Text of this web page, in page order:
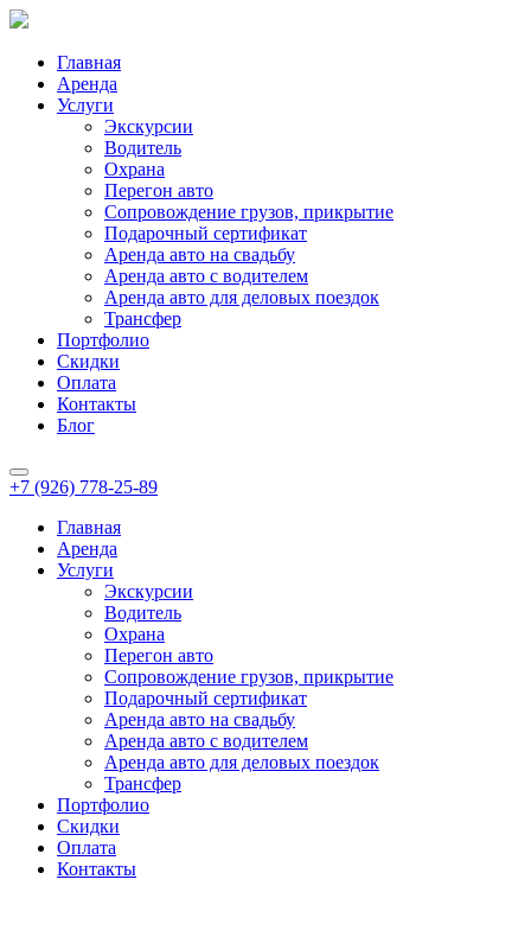
Главная
Аренда
Услуги
Экскурсии
Водитель
Охрана
Перегон авто
Сопровождение грузов, прикрытие
Подарочный сертификат
Аренда авто на свадьбу
Аренда авто с водителем
Аренда авто для деловых поездок
Трансфер
Портфолио
Скидки
Оплата
Контакты
Блог
+7 (926) 778-25-89
Главная
Аренда
Услуги
Экскурсии
Водитель
Охрана
Перегон авто
Сопровождение грузов, прикрытие
Подарочный сертификат
Аренда авто на свадьбу
Аренда авто с водителем
Аренда авто для деловых поездок
Трансфер
Портфолио
Скидки
Оплата
Контакты